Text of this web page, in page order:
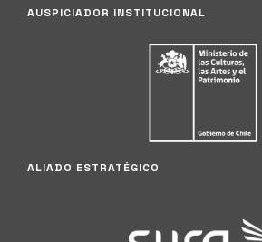
AUSPICIADOR INSTITUCIONAL
ALIADO ESTRATÉGICO